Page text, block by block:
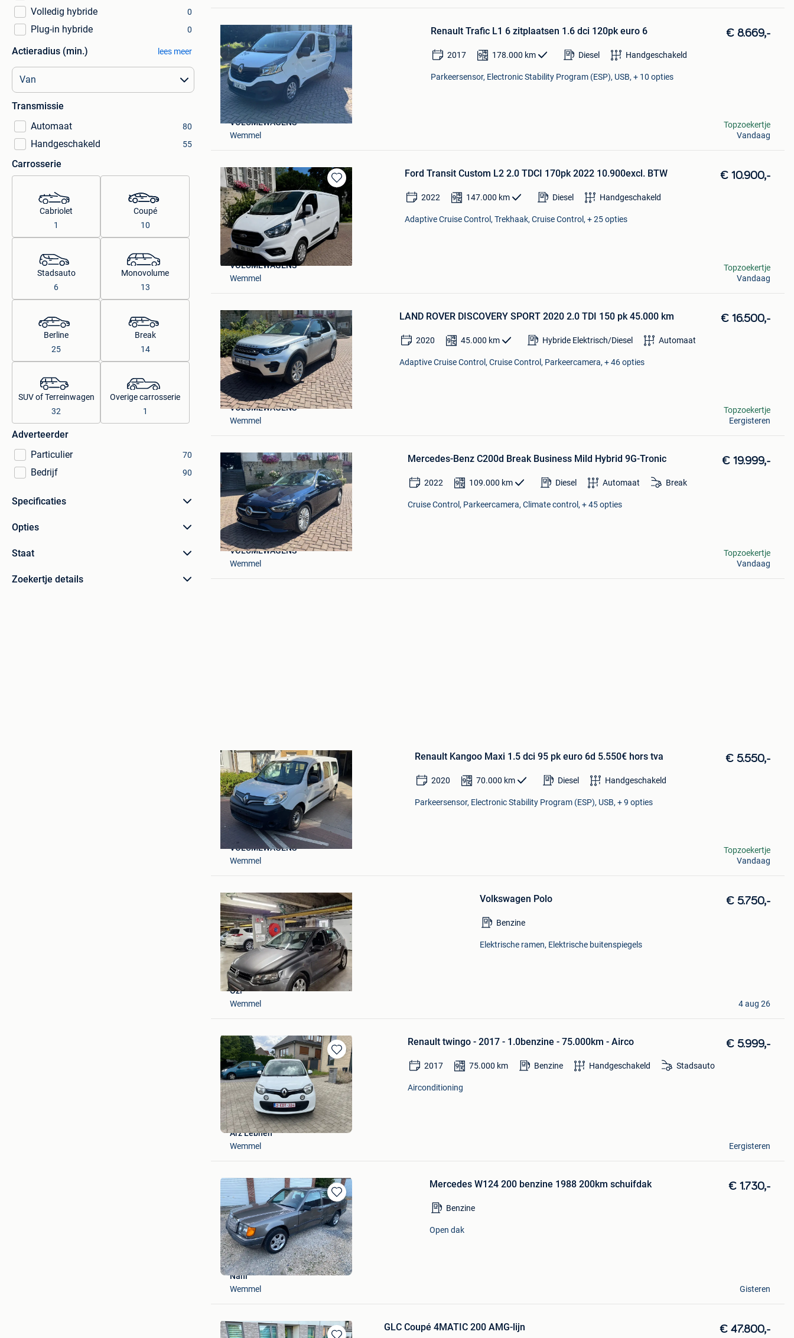
Volledig hybride 0
Plug-in hybride 0
Actieradius (min.) lees meer
Transmissie
Automaat
80
Handgeschakeld 55
Carrosserie
Cabriolet
1
Coupé
10
Stadsauto
6
Monovolume
13
Berline
25
Break
14
SUV of Terreinwagen
32
Overige carrosserie
1
Adverteerder
Particulier
70
Bedrijf 90
Specificaties
Opties
Staat
Zoekertje details
Mijn
Favorieten
Renault Trafic L1 6 zitplaatsen 1.6 dci 120pk euro 6 € 8.669,-
2017 178.000 km Diesel Handgeschakeld
Parkeersensor, Electronic Stability Program (ESP), USB, + 10 opties
VOLUMEWAGENS
Wemmel
Topzoekertje
Vandaag
Bewaren
Mijn
Favorieten
Ford Transit Custom L2 2.0 TDCI 170pk 2022 10.900excl. BTW € 10.900,-
2022 147.000 km Diesel Handgeschakeld
Adaptive Cruise Control, Trekhaak, Cruise Control, + 25 opties
VOLUMEWAGENS
Wemmel
Topzoekertje
Vandaag
Mijn
Favorieten
LAND ROVER DISCOVERY SPORT 2020 2.0 TDI 150 pk 45.000 km € 16.500,-
2020 45.000 km Hybride Elektrisch/Diesel Automaat
Adaptive Cruise Control, Cruise Control, Parkeercamera, + 46 opties
VOLUMEWAGENS
Wemmel
Topzoekertje
Eergisteren
Mijn
Favorieten
Mercedes-Benz C200d Break Business Mild Hybrid 9G-Tronic € 19.999,-
2022 109.000 km Diesel Automaat Break
Cruise Control, Parkeercamera, Climate control, + 45 opties
VOLUMEWAGENS
Wemmel
Topzoekertje
Vandaag
Mijn
Favorieten
Renault Kangoo Maxi 1.5 dci 95 pk euro 6d 5.550€ hors tva € 5.550,-
2020 70.000 km Diesel Handgeschakeld
Parkeersensor, Electronic Stability Program (ESP), USB, + 9 opties
VOLUMEWAGENS
Wemmel
Topzoekertje
Vandaag
Bewaren
Mijn
Volkswagen Polo € 5.750,-
Benzine
Elektrische ramen, Elektrische buitenspiegels
Ozi
Wemmel
4 aug 26
Bewaren
in
Mijn
Favorieten
Renault twingo - 2017 - 1.0benzine - 75.000km - Airco € 5.999,-
2017 75.000 km Benzine Handgeschakeld Stadsauto
Airconditioning
Arz Lebnen
Wemmel
Eergisteren
Bewaren
in
Mijn
Favorieten
Mercedes W124 200 benzine 1988 200km schuifdak € 1.730,-
Benzine
Open dak
Nani
Wemmel
Gisteren
GLC Coupé 4MATIC 200 AMG-lijn € 47.800,-